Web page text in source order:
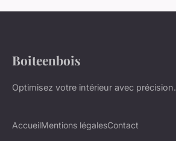
Boiteenbois
Optimisez votre intérieur avec précision.
AccueilMentions légalesContact